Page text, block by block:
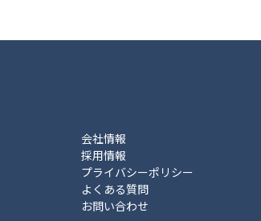
会社情報
採用情報
プライバシーポリシー
よくある質問
お問い合わせ